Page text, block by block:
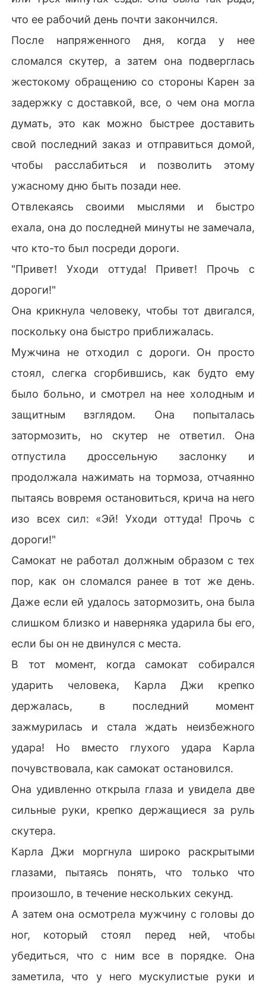
что ее рабочий день почти закончился.
После напряженного дня, когда у нее
сломался скутер, а затем она подверглась
жестокому обращению со стороны Карен за
задержку с доставкой, все, о чем она могла
думать, это как можно быстрее доставить
свой последний заказ и отправиться домой,
чтобы расслабиться и позволить этому
ужасному дню быть позади нее.
Отвлекаясь своими мыслями и быстро
ехала, она до последней минуты не замечала,
что кто-то был посреди дороги.
"Привет! Уходи оттуда! Привет! Прочь с
дороги!"
Она крикнула человеку, чтобы тот двигался,
поскольку она быстро приближалась.
Мужчина не отходил с дороги. Он просто
стоял, слегка сгорбившись, как будто ему
было больно, и смотрел на нее холодным и
защитным взглядом. Она попыталась
затормозить, но скутер не ответил. Она
отпустила дроссельную заслонку и
продолжала нажимать на тормоза, отчаянно
пытаясь вовремя остановиться, крича на него
изо всех сил: «Эй! Уходи оттуда! Прочь с
дороги!"
Самокат не работал должным образом с тех
пор, как он сломался ранее в тот же день.
Даже если ей удалось затормозить, она была
слишком близко и наверняка ударила бы его,
если бы он не двинулся с места.
В тот момент, когда самокат собирался
ударить человека, Карла Джи крепко
держалась, в последний момент
зажмурилась и стала ждать неизбежного
удара! Но вместо глухого удара Карла
почувствовала, как самокат остановился.
Она удивленно открыла глаза и увидела две
сильные руки, крепко держащиеся за руль
скутера.
Карла Джи моргнула широко раскрытыми
глазами, пытаясь понять, что только что
произошло, в течение нескольких секунд.
А затем она осмотрела мужчину с головы до
ног, который стоял перед ней, чтобы
убедиться, что с ним все в порядке. Она
заметила, что у него мускулистые руки и